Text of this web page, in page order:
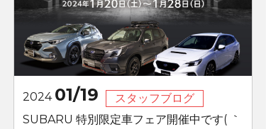
2024 01/19
スタッフブログ
SUBARU 特別限定車フェア開催中です( ｀